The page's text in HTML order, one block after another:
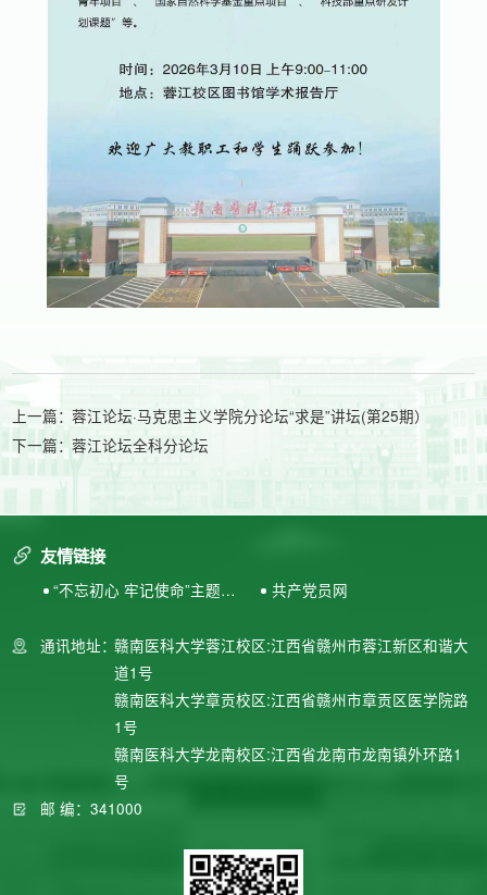
上一篇：蓉江论坛·马克思主义学院分论坛“求是”讲坛(第25期）
下一篇：蓉江论坛全科分论坛
友情链接
“不忘初心 牢记使命”主题教
共产党员网
通讯地址：赣南医科大学蓉江校区:江西省赣州市蓉江新区和谐大
道1号
赣南医科大学章贡校区:江西省赣州市章贡区医学院路
1号
赣南医科大学龙南校区:江西省龙南市龙南镇外环路1
号
邮 编：341000